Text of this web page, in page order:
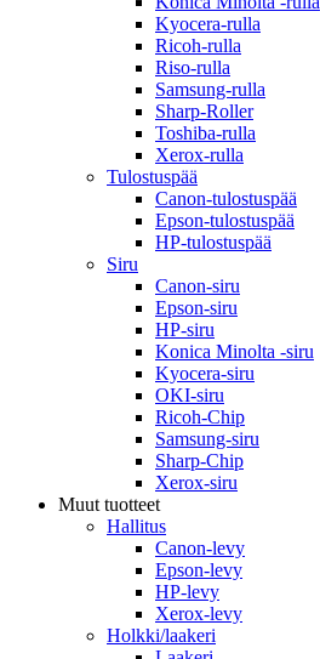
Kyocera-rulla
Ricoh-rulla
Riso-rulla
Samsung-rulla
Sharp-Roller
Toshiba-rulla
Xerox-rulla
Tulostuspää
Canon-tulostuspää
Epson-tulostuspää
HP-tulostuspää
Siru
Canon-siru
Epson-siru
HP-siru
Konica Minolta -siru
Kyocera-siru
OKI-siru
Ricoh-Chip
Samsung-siru
Sharp-Chip
Xerox-siru
Muut tuotteet
Hallitus
Canon-levy
Epson-levy
HP-levy
Xerox-levy
Holkki/laakeri